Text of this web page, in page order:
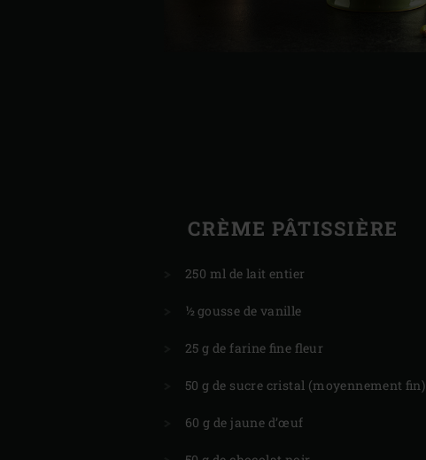
CRÈME PÂTISSIÈRE
250 ml de lait entier
½ gousse de vanille
25 g de farine fine fleur
50 g de sucre cristal (moyennement fin)
60 g de jaune d’œuf